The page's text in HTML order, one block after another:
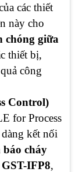
các thiết
này cho
chóng giữa
thiết bị,
công
Control)
for Process
kết nối
báo cháy
GST-IFP8,